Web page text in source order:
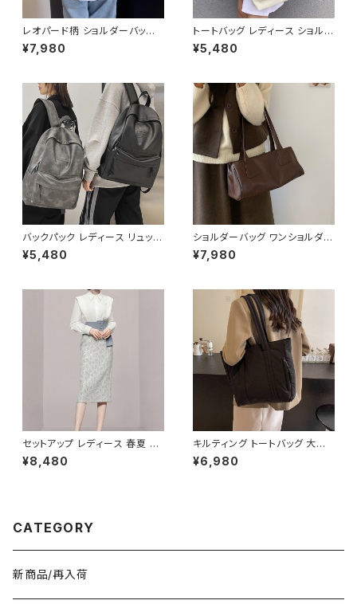
レオパード柄 ショルダーバッグ
ワンショルダーバッグ レディース
ヒョウ柄 バッグ カジュアル 軽量
¥7,980
トートバッグ レディース ショルダ
ーバッグ 春夏 秋冬 春 夏 秋 冬
黒 バッグ 大容量 キャンバス ト
がけ 学校 部活 合宿 旅行 通学
学校バッグ 高校生 中学生 男の
子 女の子 A4 B4 シンプル キャ
ンバストート バック ロゴ ブラッ
ク アイボリー 学校 カレッジコ
ーデ カジュアル デイリー お出
かけ K-B0044
¥5,480
バックパック レディース リュック
春夏 秋冬 春 夏 秋 冬 黒 バッグ
リュックサック かばん 合成皮革
グ ビジネス 男女兼用 撥水 防
水 縦長 通勤通学 部活 合宿 旅
行 通学 学校バッグ 高校生 中学
生 男の子 女の子 A4 B4 シン
プル バッグパック バック ロゴ ア
イボリー グレー ブラック カレッ
ジコーデ カジュアル デイリー
お出かけ 10代 20代 30代 40
代 K-B0042
¥5,480
ショルダーバッグ ワンショルダー
フェイクレザー バッグ レディー
ス 韓国 シンプル 大人可愛い ブ
¥7,980
セットアップ レディース 春夏 秋
冬 春 夏 秋 冬 ブラウス タイトス
カート セット ドレス 長袖 ストラ
風 デート きれいめ 韓国 ファッ
ュアル 結婚式 パーティー お呼
-WAW1038
¥8,480
キルティング トートバッグ 大容
量 肩掛けバッグ レディース バッ
グ シンプル 無地 カジュアル 韓
¥6,980
CATEGORY
新商品/再入荷